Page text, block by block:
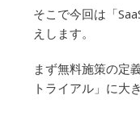
そこで今回は「
えします。
まず無料施策の定
トライアル」に大